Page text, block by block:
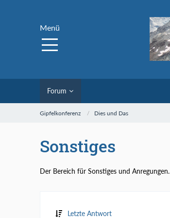
Menü
Forum
Gipfelkonferenz Dies und Das
Sonstiges
Der Bereich für Sonstiges und Anregungen.
Letzte Antwort